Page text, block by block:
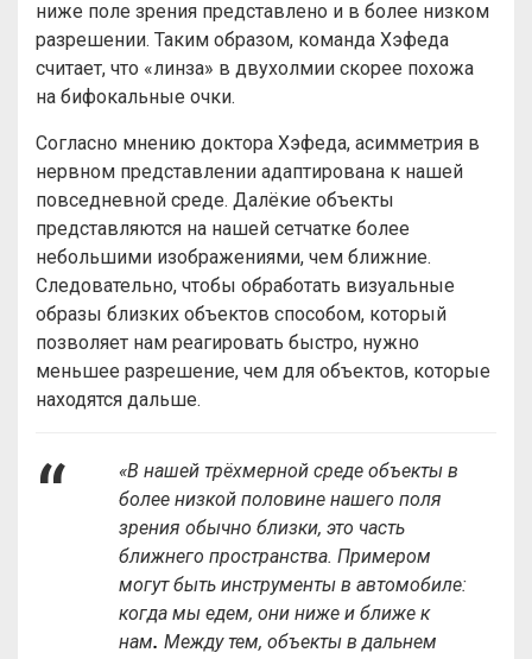
ниже поле зрения представлено и в более низком
разрешении. Таким образом, команда Хэфеда
считает, что «линза» в двухолмии скорее похожа
на бифокальные очки.
Согласно мнению доктора Хэфеда, асимметрия в
нервном представлении адаптирована к нашей
повседневной среде. Далёкие объекты
представляются на нашей сетчатке более
небольшими изображениями, чем ближние.
Следовательно, чтобы обработать визуальные
образы близких объектов способом, который
позволяет нам реагировать быстро, нужно
меньшее разрешение, чем для объектов, которые
находятся дальше.
«В нашей трёхмерной среде объекты в
более низкой половине нашего поля
зрения обычно близки, это часть
ближнего пространства. Примером
могут быть инструменты в автомобиле:
когда мы едем, они ниже и ближе к
нам. Между тем, объекты в дальнем